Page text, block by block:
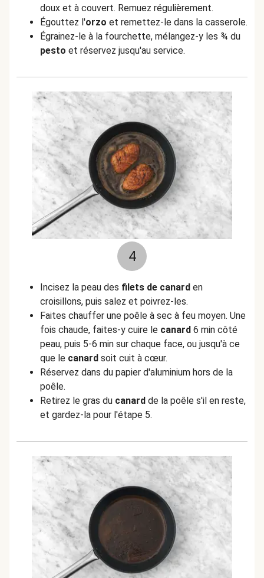
doux et à couvert. Remuez régulièrement.
Égouttez l'orzo et remettez-le dans la casserole.
Égrainez-le à la fourchette, mélangez-y les ¾ du
pesto et réservez jusqu'au service.
4
Incisez la peau des filets de canard en
croisillons, puis salez et poivrez-les.
Faites chauffer une poêle à sec à feu moyen. Une
fois chaude, faites-y cuire le canard 6 min côté
peau, puis 5-6 min sur chaque face, ou jusqu'à ce
que le canard soit cuit à cœur.
Réservez dans du papier d'aluminium hors de la
poêle.
Retirez le gras du canard de la poêle s'il en reste,
et gardez-la pour l'étape 5.